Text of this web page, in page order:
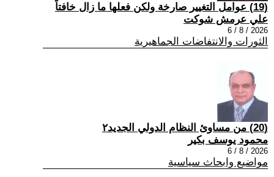
(19) عوامل التغيير صارخة ولكن فعلها ما زال خافتاً
علي عرمش شوكت
2026 / 8 / 6
الثورات والانتفاضات الجماهيرية
(20) من مساوئ النظام الدولي الجديد٢
محمود يوسف بكير
2026 / 8 / 6
مواضيع وابحاث سياسية